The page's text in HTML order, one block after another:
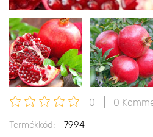
0 0
Termékkód:
7994